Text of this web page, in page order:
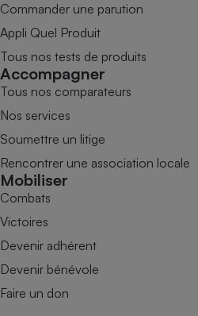
Commander une parution
Appli Quel Produit
Tous nos tests de produits
Accompagner
Tous nos comparateurs
Nos services
Soumettre un litige
Rencontrer une association locale
Mobiliser
Combats
Victoires
Devenir adhérent
Devenir bénévole
Faire un don